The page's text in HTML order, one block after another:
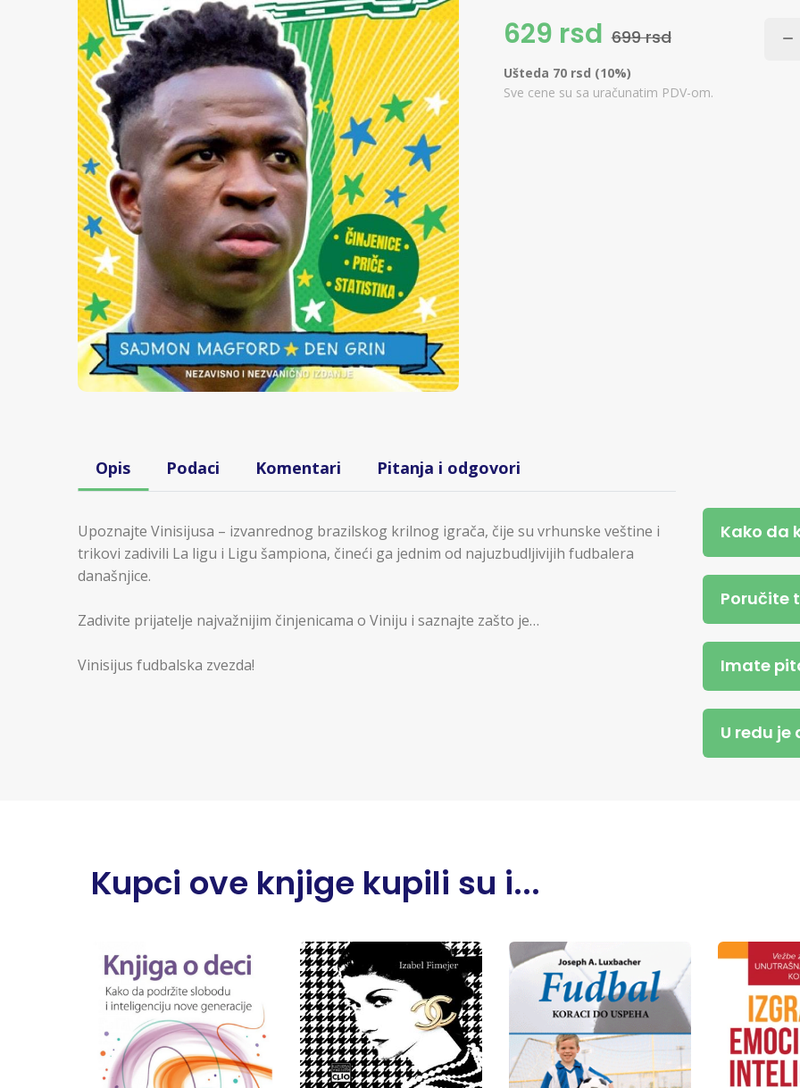
629 rsd 699 rsd
Ušteda 70 rsd (10%)
Sve cene su sa uračunatim PDV-om.
Opis Podaci Komentari Pitanja i odgovori
Upoznajte Vinisijusa – izvanrednog brazilskog krilnog igrača, čije su vrhunske veštine i
trikovi zadivili La ligu i Ligu šampiona, čineći ga jednim od najuzbudljivijih fudbalera
današnjice.
Zadivite prijatelje najvažnijim činjenicama o Viniju i saznajte zašto je…
Vinisijus fudbalska zvezda!
Kako da
Poručite
Imate
U redu
Kupci ove knjige kupili su i...